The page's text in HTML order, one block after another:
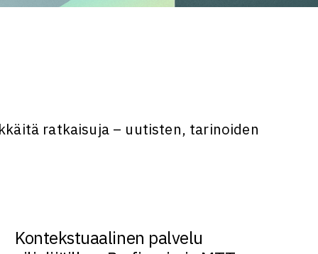
ratkaisuja – uutisten, tarinoiden
Kontekstuaalinen palvelu